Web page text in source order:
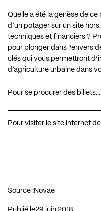
Quelle a été la genèse de
d’un potager sur un site
techniques et financiers ?
pour plonger dans l’envers
clés qui vous permettront
d’agriculture urbaine dans
Pour se procurer des billets…
Pour visiter le site internet
Source :Novae